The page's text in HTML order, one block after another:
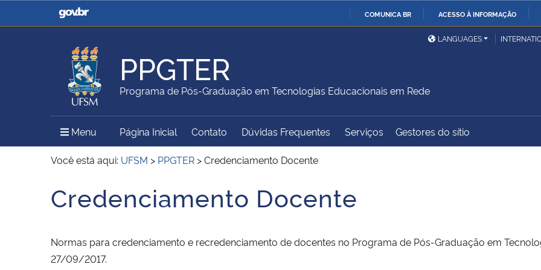
COMUNICA BR ACESSO À INFORMAÇÃO
Casa Civil
Ministério da Justiça e
Ministério da Defesa
Ministério das Relações
Exteriores
Ministério da Agricultura,
Pecuária e Abastecimento
Ministério da Educação
Ministério do Meio Ambiente Ministério do Turismo
Ministério do
Desenvolvimento Regional
Controladoria-Geral da
Secretaria de Governo
Gabinete de Segurança
Advocacia-Geral da União
LANGUAGES
PPGTER
Programa de Pós-Graduação em Tecnologias Educacionais em Rede
Menu Menu Principal do Sítio
Página Inicial Contato Dúvidas Frequentes Serviços Gestores do sítio
Você está aqui: UFSM > PPGTER >Credenciamento Docente
Início do conteúdo
Credenciamento Docente
Normas para credenciamento e recredenciamento de docentes no Programa de Pós-Graduação em
27/09/2017.